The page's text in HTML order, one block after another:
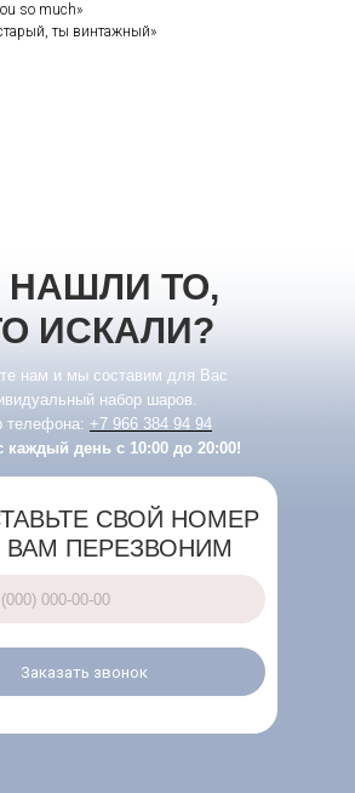
so much»
ты винтажный»
НАШЛИ ТО,
ИСКАЛИ?
нам и мы составим для Вас
набор шаров.
телефона: +7 966 384 94 94
день с 10:00 до 20:00!
СВОЙ НОМЕР
ПЕРЕЗВОНИМ
Заказать звонок